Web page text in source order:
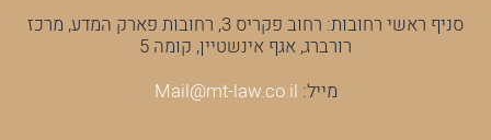
סניף ראשי רחובות: רחוב פקריס 3, רחובות פארק המדע, מרכז
רורברג, אגף אינשטיין, קומה 5
מייל: Mail@mt-law.co.il